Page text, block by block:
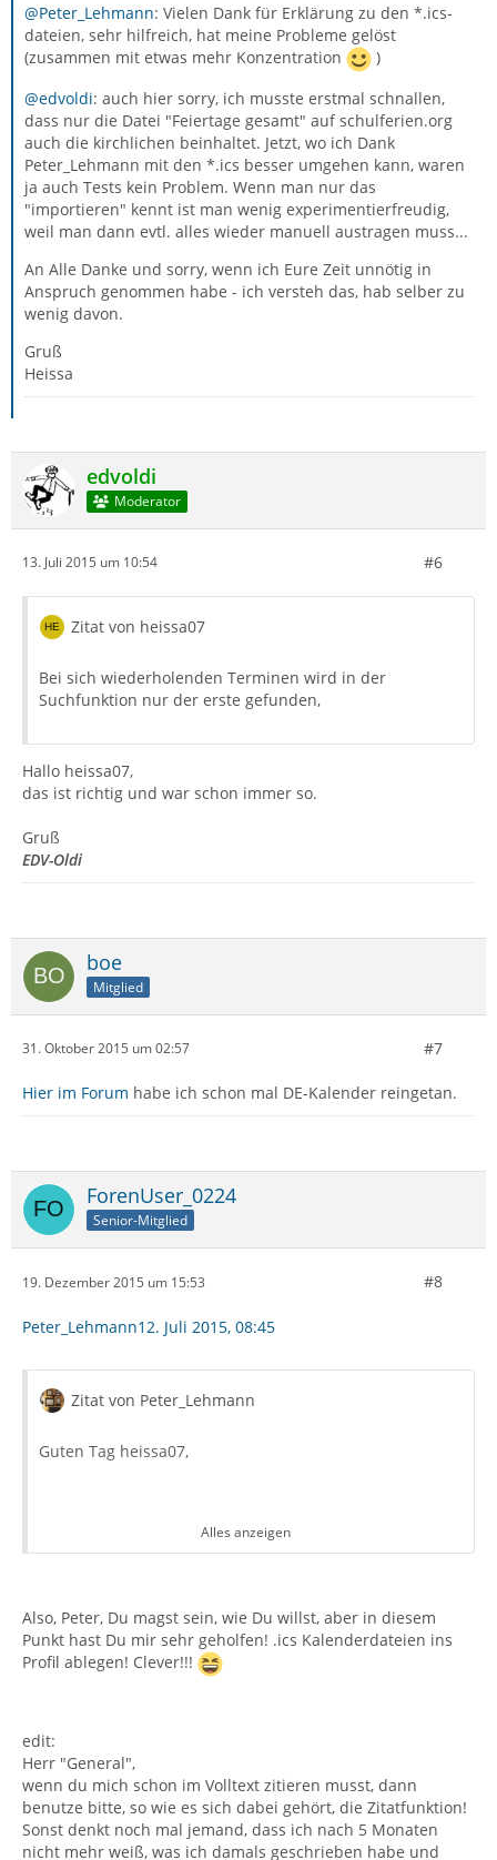
@Peter_Lehmann: Vielen Dank für Erklärung zu den *.ics-
dateien, sehr hilfreich, hat meine Probleme gelöst
(zusammen mit etwas mehr Konzentration
)
@edvoldi: auch hier sorry, ich musste erstmal schnallen,
dass nur die Datei "Feiertage gesamt" auf schulferien.org
auch die kirchlichen beinhaltet. Jetzt, wo ich Dank
Peter_Lehmann mit den *.ics besser umgehen kann, waren
ja auch Tests kein Problem. Wenn man nur das
"importieren" kennt ist man wenig experimentierfreudig,
weil man dann evtl. alles wieder manuell austragen muss...
An Alle Danke und sorry, wenn ich Eure Zeit unnötig in
Anspruch genommen habe - ich versteh das, hab selber zu
wenig davon.
Gruß
Heissa
edvoldi
Moderator
13. Juli 2015 um 10:54 #6
Zitat von heissa07
Bei sich wiederholenden Terminen wird in der
Suchfunktion nur der erste gefunden,
Hallo heissa07,
das ist richtig und war schon immer so.
Gruß
EDV-Oldi
boe
Mitglied
31. Oktober 2015 um 02:57 #7
Hier im Forum habe ich schon mal DE-Kalender reingetan.
ForenUser_0224
Senior-Mitglied
19. Dezember 2015 um 15:53 #8
Peter_Lehmann12. Juli 2015, 08:45
Zitat von Peter_Lehmann
Guten Tag heissa07,
von Susanne wurde ja bereits einiges gesagt ... .
werden" kannst.
Ich stelle aus deiner Frage fest, dass du den Inhalt des
externen Kalenders dummerweise
"persönlich") mit drin hast. Hier bleibt dir dann nur,
diese Datensätze zu suchen und manuell zu löschen.
beliebigen lokalen Verzeichnis auf deinem Rechner
zu speichern (bei mir - als ich das noch nicht auf
einem kleinen Server gemacht hatte - in einem dafür
angelegten Ordner "Kalender" direkt im Ordner
"\Profiles")
Alles anzeigen
Also, Peter, Du magst sein, wie Du willst, aber in diesem
Punkt hast Du mir sehr geholfen! .ics Kalenderdateien ins
Profil ablegen! Clever!!!
edit:
Herr "General",
wenn du mich schon im Volltext zitieren musst, dann
benutze bitte, so wie es sich dabei gehört, die Zitatfunktion!
Sonst denkt noch mal jemand, dass ich nach 5 Monaten
nicht mehr weiß, was ich damals geschrieben habe und